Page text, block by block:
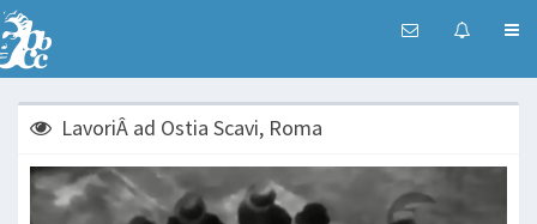
LavoriÂ ad Ostia Scavi, Roma